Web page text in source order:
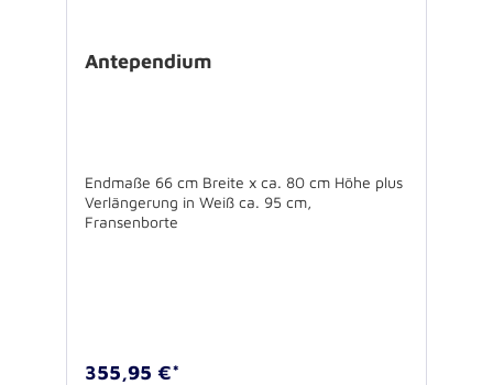
Antependium
Endmaße 66 cm Breite x ca. 80 cm Höhe plus
Verlängerung in Weiß ca. 95 cm,
Fransenborte
355,95 €*